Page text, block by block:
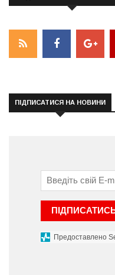
ПІДПИСАТИСЯ НА НОВИНИ
Предоставлено